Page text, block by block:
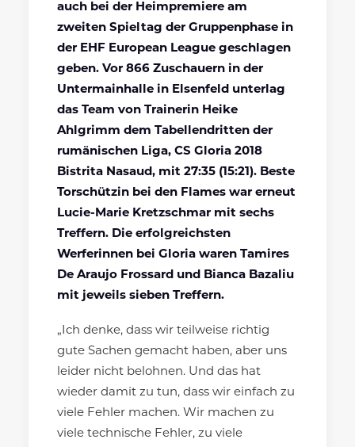
auch bei der Heimpremiere am
zweiten Spieltag der Gruppenphase in
der EHF European League geschlagen
geben. Vor 866 Zuschauern in der
Untermainhalle in Elsenfeld unterlag
das Team von Trainerin Heike
Ahlgrimm dem Tabellendritten der
rumänischen Liga, CS Gloria 2018
Bistrita Nasaud, mit 27:35 (15:21). Beste
Torschützin bei den Flames war erneut
Lucie-Marie Kretzschmar mit sechs
Treffern. Die erfolgreichsten
Werferinnen bei Gloria waren Tamires
De Araujo Frossard und Bianca Bazaliu
mit jeweils sieben Treffern.
„Ich denke, dass wir teilweise richtig
gute Sachen gemacht haben, aber uns
leider nicht belohnen. Und das hat
wieder damit zu tun, dass wir einfach zu
viele Fehler machen. Wir machen zu
viele technische Fehler, zu viele